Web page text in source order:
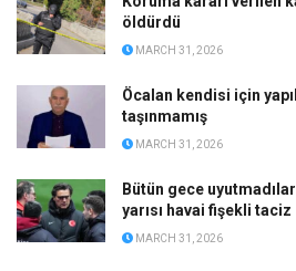
öldürdü
MARCH 31, 2026
Öcalan kendisi için
taşınmamış
MARCH 31, 2026
Bütün gece
yarısı havai fişekli taciz
MARCH 31, 2026